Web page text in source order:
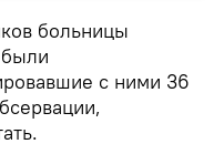
больницы
с ними 36